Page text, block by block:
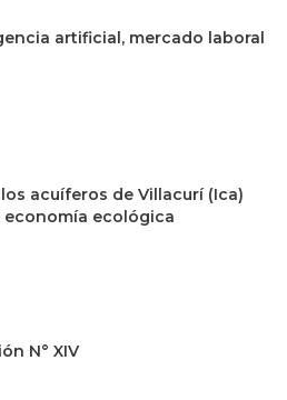
artificial, mercado laboral
acuíferos de Villacurí (Ica)
ecológica
N° XIV